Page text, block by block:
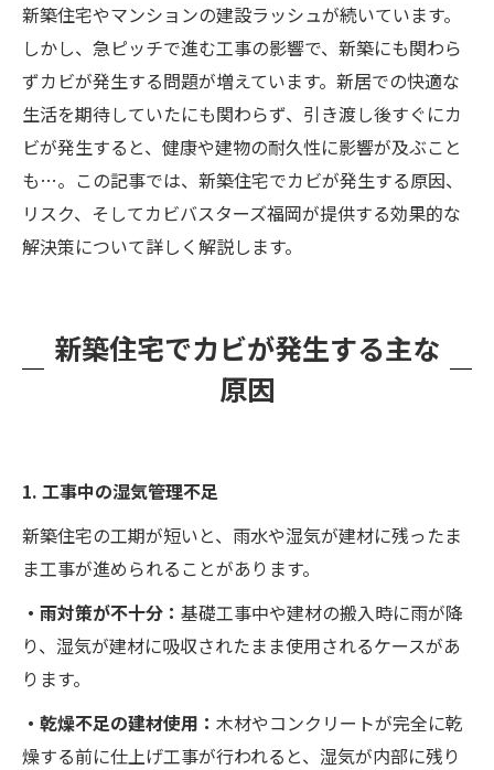
新築住宅やマンションの建設ラッシュが続いています。
しかし、急ピッチで進む工事の影響で、新築にも関わら
ずカビが発生する問題が増えています。新居での快適な
生活を期待していたにも関わらず、引き渡し後すぐにカ
ビが発生すると、健康や建物の耐久性に影響が及ぶこと
も…。この記事では、新築住宅でカビが発生する原因、
リスク、そしてカビバスターズ福岡が提供する効果的な
解決策について詳しく解説します。
新築住宅でカビが発生する主な
原因
1. 工事中の湿気管理不足
新築住宅の工期が短いと、雨水や湿気が建材に残ったま
ま工事が進められることがあります。
・雨対策が不十分： 基礎工事中や建材の搬入時に雨が降
り、湿気が建材に吸収されたまま使用されるケースがあ
ります。
・乾燥不足の建材使用： 木材やコンクリートが完全に乾
燥する前に仕上げ工事が行われると、湿気が内部に残り